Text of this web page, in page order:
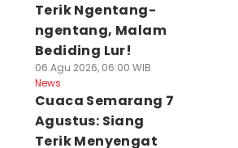
Terik Ngentang-
ngentang, Malam
Bediding Lur!
06 Agu 2026, 06:00 WIB
News
Cuaca Semarang 7
Agustus: Siang
Terik Menyengat